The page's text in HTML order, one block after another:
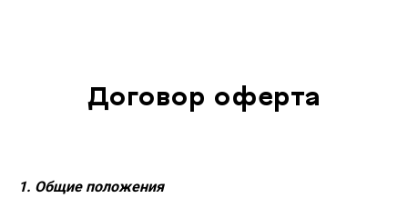
Договор оферта
1. Общие положения